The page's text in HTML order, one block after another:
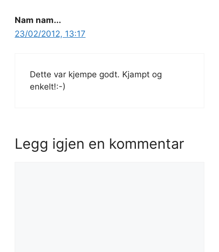
Nam nam...
23/02/2012, 13:17
Dette var kjempe godt. Kjampt og
enkelt!:-)
Legg igjen en kommentar